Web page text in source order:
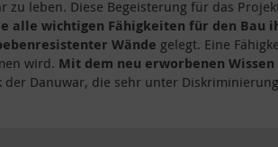
leben. Diese Begeisterung für das
alle wichtigen Fähigkeiten für den Bau
Wände gelegt. Eine
wird. Mit dem neu erworbenen
der Danuwar, die sehr unter